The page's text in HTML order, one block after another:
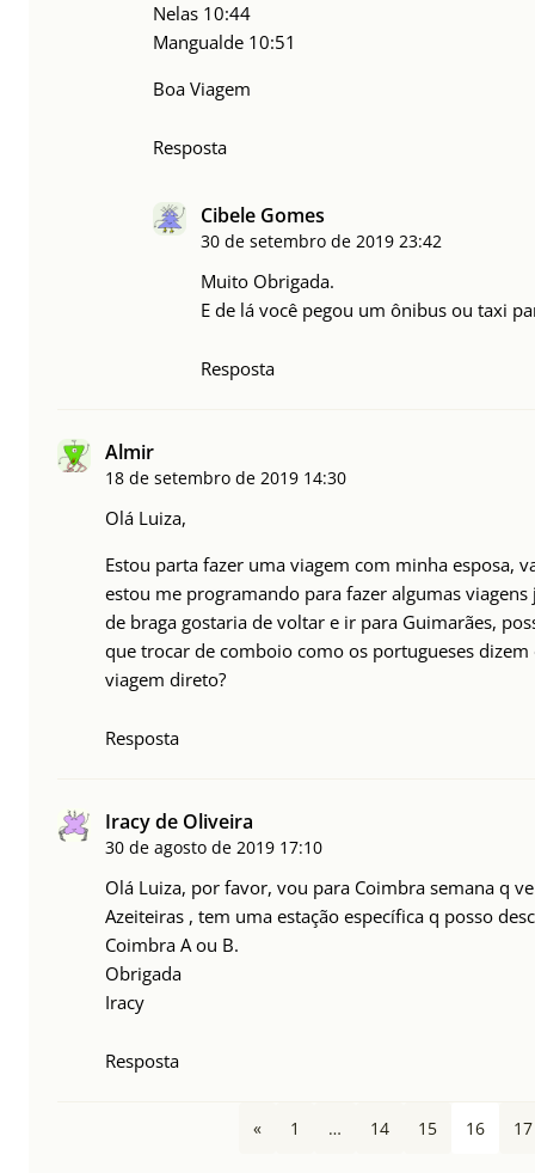
Nelas 10:44
Mangualde 10:51
Boa Viagem
Resposta
Cibele Gomes
30 de setembro de 2019 23:42
Muito Obrigada.
E de lá você pegou um ônibus ou taxi
Resposta
Almir
18 de setembro de 2019 14:30
Olá Luiza,
Estou parta fazer uma viagem com minha esposa,
estou me programando para fazer algumas
de braga gostaria de voltar e ir para Guimarães,
que trocar de comboio como os portugueses
viagem direto?
Resposta
Iracy de Oliveira
30 de agosto de 2019 17:10
Olá Luiza, por favor, vou para Coimbra semana q
Azeiteiras , tem uma estação específica q posso
Coimbra A ou B.
Obrigada
Iracy
Resposta
« 1 … 14 15 16 17